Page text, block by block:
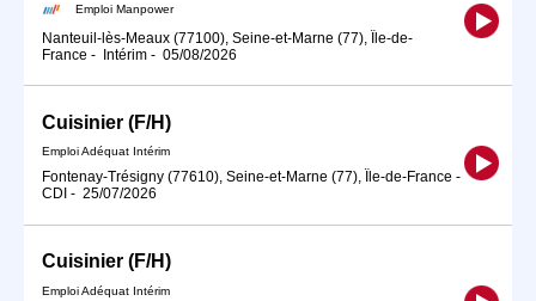
Emploi Manpower
Nanteuil-lès-Meaux (77100), Seine-et-Marne (77), Île-de-
France - Intérim - 05/08/2026
Cuisinier (F/H)
Emploi Adéquat Intérim
Fontenay-Trésigny (77610), Seine-et-Marne (77), Île-de-France -
CDI - 25/07/2026
Cuisinier (F/H)
Emploi Adéquat Intérim